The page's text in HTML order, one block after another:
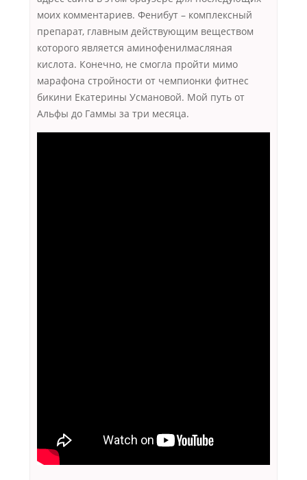
моих комментариев. Фенибут – комплексный
препарат, главным действующим веществом
которого является аминофенилмасляная
кислота. Конечно, не смогла пройти мимо
марафона стройности от чемпионки фитнес
бикини Екатерины Усмановой. Мой путь от
Альфы до Гаммы за три месяца.